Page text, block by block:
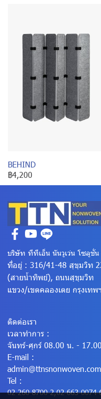
BEHIND
฿4,200
บริษัท ทีทีเอ็น นันวูเว่น โซลูชั่น
ที่อยู่ : 316/41-48 สุขุมวิท
(สายน้ำทิพย์), ถนนสุขุมวิท
แขวง/เขตคลองเตย กรุงเทพ
ติดต่อเรา
เวลาทำการ :
จันทร์-ศุกร์ 08.00 น. -
E-mail :
admin@ttnsnonwoven.com
Tel :
02-260-8700-2,02-663-0074-